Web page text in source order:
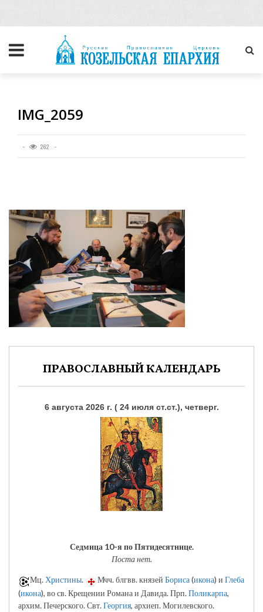
IMG_2059
262
ПРАВОСЛАВНЫЙ КАЛЕНДАРЬ
6 августа 2026 г. ( 24 июля ст.ст.), четверг.
Седмица 10-я по Пятидесятнице.
Поста нет.
Мц. Христины. Мчч. блгвв. князей Бориса(икона) и Глеба
(икона), во св. Крещении Романа и Давида. Прп.Поликарпа,
архим. Печерского. Свт.Георгия, архиеп. Могилевского.